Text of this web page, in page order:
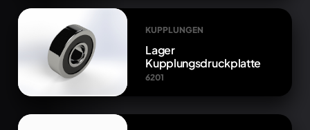
KUPPLUNGEN
Lager
Kupplungsdruckplatte
6201